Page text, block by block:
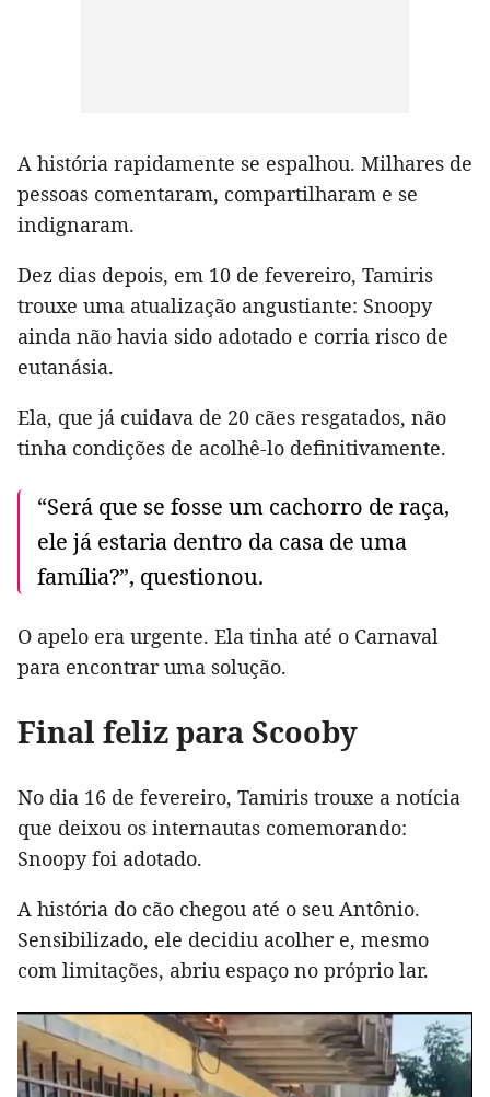
A história rapidamente se espalhou. Milhares de
pessoas comentaram, compartilharam e se
indignaram.
Dez dias depois, em 10 de fevereiro, Tamiris
trouxe uma atualização angustiante: Snoopy
ainda não havia sido adotado e corria risco de
eutanásia.
Ela, que já cuidava de 20 cães resgatados, não
tinha condições de acolhê-lo definitivamente.
“Será que se fosse um cachorro de raça,
ele já estaria dentro da casa de uma
família?”, questionou.
O apelo era urgente. Ela tinha até o Carnaval
para encontrar uma solução.
Final feliz para Scooby
No dia 16 de fevereiro, Tamiris trouxe a notícia
que deixou os internautas comemorando:
Snoopy foi adotado.
A história do cão chegou até o seu Antônio.
Sensibilizado, ele decidiu acolher e, mesmo
com limitações, abriu espaço no próprio lar.